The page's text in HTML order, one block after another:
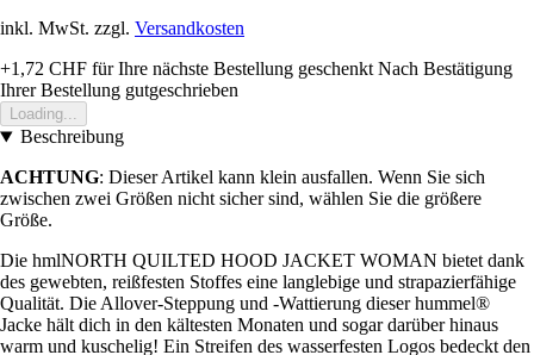
inkl. MwSt. zzgl. Versandkosten
+1,72 CHF für Ihre nächste Bestellung geschenkt Nach Bestätigung
Ihrer Bestellung gutgeschrieben
Loading...
Beschreibung
ACHTUNG: Dieser Artikel kann klein ausfallen. Wenn Sie sich
zwischen zwei Größen nicht sicher sind, wählen Sie die größere
Größe.
Die hmlNORTH QUILTED HOOD JACKET WOMAN bietet dank
des gewebten, reißfesten Stoffes eine langlebige und strapazierfähige
Qualität. Die Allover-Steppung und -Wattierung dieser hummel®
Jacke hält dich in den kältesten Monaten und sogar darüber hinaus
warm und kuschelig! Ein Streifen des wasserfesten Logos bedeckt den